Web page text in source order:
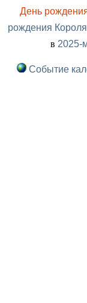
День
рождения
в 2025-
Событие